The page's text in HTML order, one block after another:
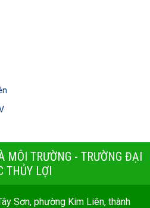
TRƯỜNG - TRƯỜNG ĐẠI
THỦY LỢI
Sơn, phường Kim Liên, thành